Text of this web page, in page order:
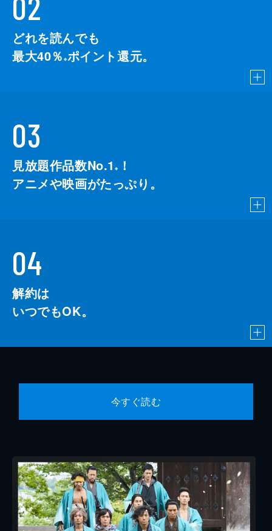
どれを読んでも
最大40％ ※ポイント還元。
03
見放題作品数No.1 ※
！
アニメや映画がたっぷり。
04
解約は
いつでもOK。
今すぐ読む